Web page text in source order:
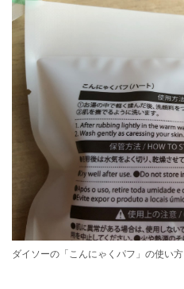
ダイソーの「こんにゃくパフ」の使い方